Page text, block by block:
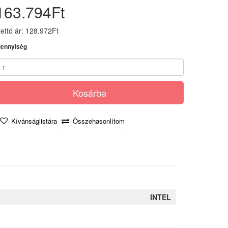
ár: 128.972Ft
Kosárba
Kívánságlistára Összehasonlítom
INTEL